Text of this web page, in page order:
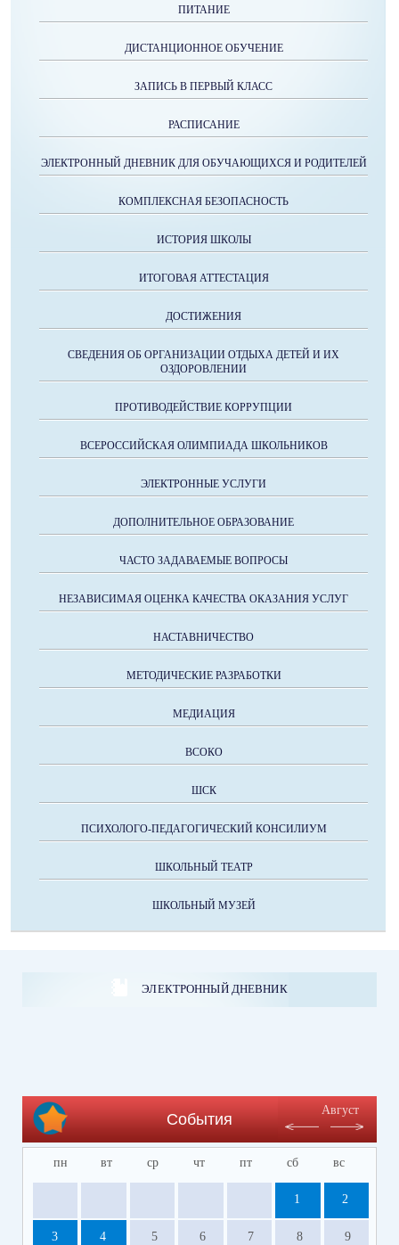
ПИТАНИЕ
ДИСТАНЦИОННОЕ ОБУЧЕНИЕ
ЗАПИСЬ В ПЕРВЫЙ КЛАСС
РАСПИСАНИЕ
ЭЛЕКТРОННЫЙ ДНЕВНИК ДЛЯ ОБУЧАЮЩИХСЯ И РОДИТЕЛЕЙ
КОМПЛЕКСНАЯ БЕЗОПАСНОСТЬ
ИСТОРИЯ ШКОЛЫ
ИТОГОВАЯ АТТЕСТАЦИЯ
ДОСТИЖЕНИЯ
СВЕДЕНИЯ ОБ ОРГАНИЗАЦИИ ОТДЫХА ДЕТЕЙ И ИХ
ОЗДОРОВЛЕНИИ
ПРОТИВОДЕЙСТВИЕ КОРРУПЦИИ
ВСЕРОССИЙСКАЯ ОЛИМПИАДА ШКОЛЬНИКОВ
ЭЛЕКТРОННЫЕ УСЛУГИ
ДОПОЛНИТЕЛЬНОЕ ОБРАЗОВАНИЕ
ЧАСТО ЗАДАВАЕМЫЕ ВОПРОСЫ
НЕЗАВИСИМАЯ ОЦЕНКА КАЧЕСТВА ОКАЗАНИЯ УСЛУГ
НАСТАВНИЧЕСТВО
МЕТОДИЧЕСКИЕ РАЗРАБОТКИ
МЕДИАЦИЯ
ВСОКО
ШСК
ПСИХОЛОГО-ПЕДАГОГИЧЕСКИЙ КОНСИЛИУМ
ШКОЛЬНЫЙ ТЕАТР
ШКОЛЬНЫЙ МУЗЕЙ
ЭЛЕКТРОННЫЙ ДНЕВНИК
События
Август
пн вт ср чт пт сб вс
1 2
3 4 5 6 7 8 9